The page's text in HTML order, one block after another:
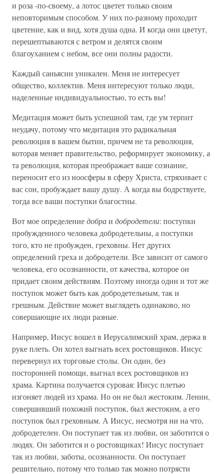
и роза -по-своему, а лотос цветет только своим
неповторимым способом. У них по-разному проходит
цветение, как и вид, хотя душа одна. И когда они цветут,
перешептываются с ветром и делятся своим
благоуханием с небом, все они полны радости.
Каждый саньясин уникален. Меня не интересует
общество, коллектив. Меня интересуют только люди,
наделенные индивидуальностью, то есть вы!
Медитация может быть успешной там, где ум терпит
неудачу, потому что медитация это радикальная
революция в вашем бытии, причем не та революция,
которая меняет правительство, реформирует экономику, а
та революция, которая преображает ваше сознание,
переносит его из ноосферы в сферу Христа, стряхивает с
вас сон, пробуждает вашу душу. А когда вы бодрствуете,
тогда все ваши поступки благостны.
Вот мое определениедобраи добродетели: поступки
пробужденного человека добродетельны, а поступки
того, кто не пробужден, греховны. Нет других
определений греха и добродетели. Все зависит от самого
человека, его осознанности, от качества, которое он
придает своим действиям. Поэтому иногда один и тот же
поступок может быть как добродетельным, так и
грешным. Действие может выглядеть одинаково, но
совершающие их люди разные.
Например, Иисус вошел в Иерусалимский храм, держа в
руке плеть. Он хотел выгнать всех ростовщиков. Иисус
перевернул их торговые столы. Он один, без
посторонней помощи, выгнал всех ростовщиков из
храма. Картина получается суровая: Иисус плетью
изгоняет людей из храма. Но он не был жестоким. Ленин,
совершивший похожий поступок, был жестоким, а его
поступок был греховным. А Иисус, несмотря ни на что,
добродетелен. Он поступает так из любви, он заботится о
людях. Он заботится и о ростовщиках! Иисус поступает
так из любви, заботы, осознанности. Он поступает
решительно, потому что только так можно потрясти